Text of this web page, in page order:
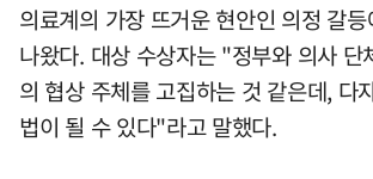
의료계의 가장 뜨거운 현안인 의정 갈
나왔다. 대상 수상자는 "정부와 의사 단
의 협상 주체를 고집하는 것 같은데, 다
법이 될 수 있다"라고 말했다.